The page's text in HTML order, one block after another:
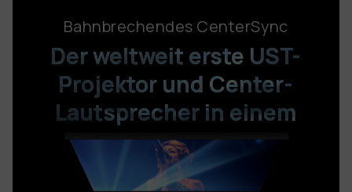
Bahnbrechendes CenterSync
Der weltweit erste UST-
Projektor und Center-
Lautsprecher in einem